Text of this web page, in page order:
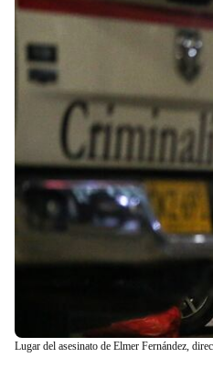
Lugar del asesinato de Elmer Fernández,